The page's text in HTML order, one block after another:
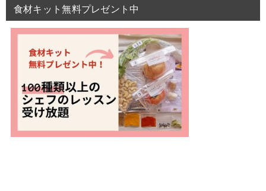
食材キット無料プレゼント中